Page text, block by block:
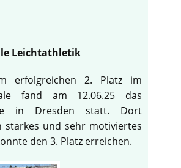
Leichtathletik
erfolgreichen 2. Platz im
fand am 12.06.25 das
in Dresden statt. Dort
starkes und sehr motiviertes
den 3. Platz erreichen.